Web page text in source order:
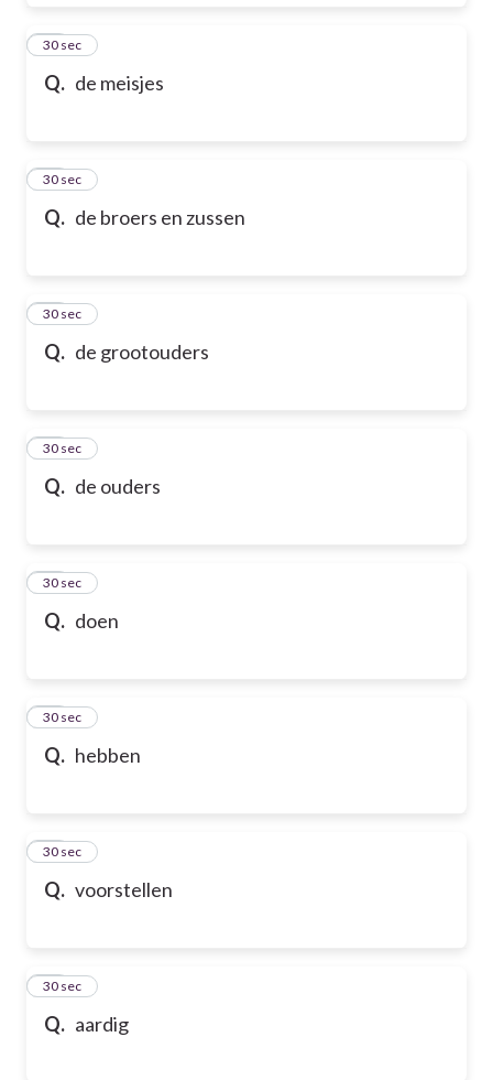
Q. de meisjes
42
30 sec
Q. de broers en zussen
43
30 sec
Q. de grootouders
44
30 sec
Q. de ouders
45
30 sec
Q. doen
46
30 sec
Q. hebben
47
30 sec
Q. voorstellen
48
30 sec
Q. aardig
49
30 sec